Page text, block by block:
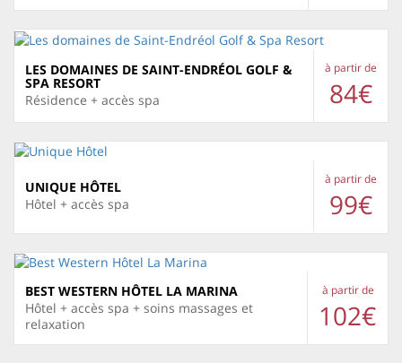
LES DOMAINES DE SAINT-ENDRÉOL GOLF &
SPA RESORT
Résidence + accès spa
à partir de
84€
UNIQUE HÔTEL
Hôtel + accès spa
à partir de
99€
BEST WESTERN HÔTEL LA MARINA
Hôtel + accès spa + soins massages et
relaxation
à partir de
102€